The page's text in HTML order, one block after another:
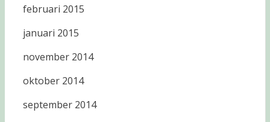
februari 2015
januari 2015
november 2014
oktober 2014
september 2014